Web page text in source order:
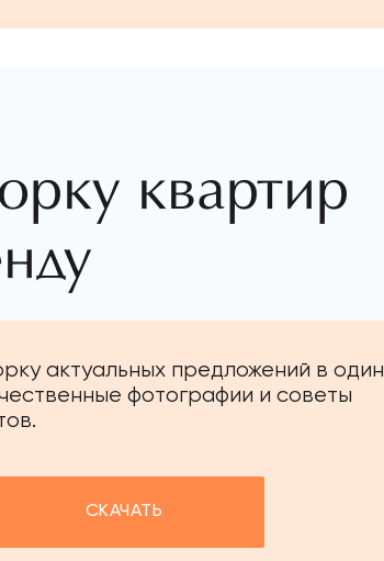
квартир
актуальных предложений в один
фотографии и советы
СКАЧАТЬ